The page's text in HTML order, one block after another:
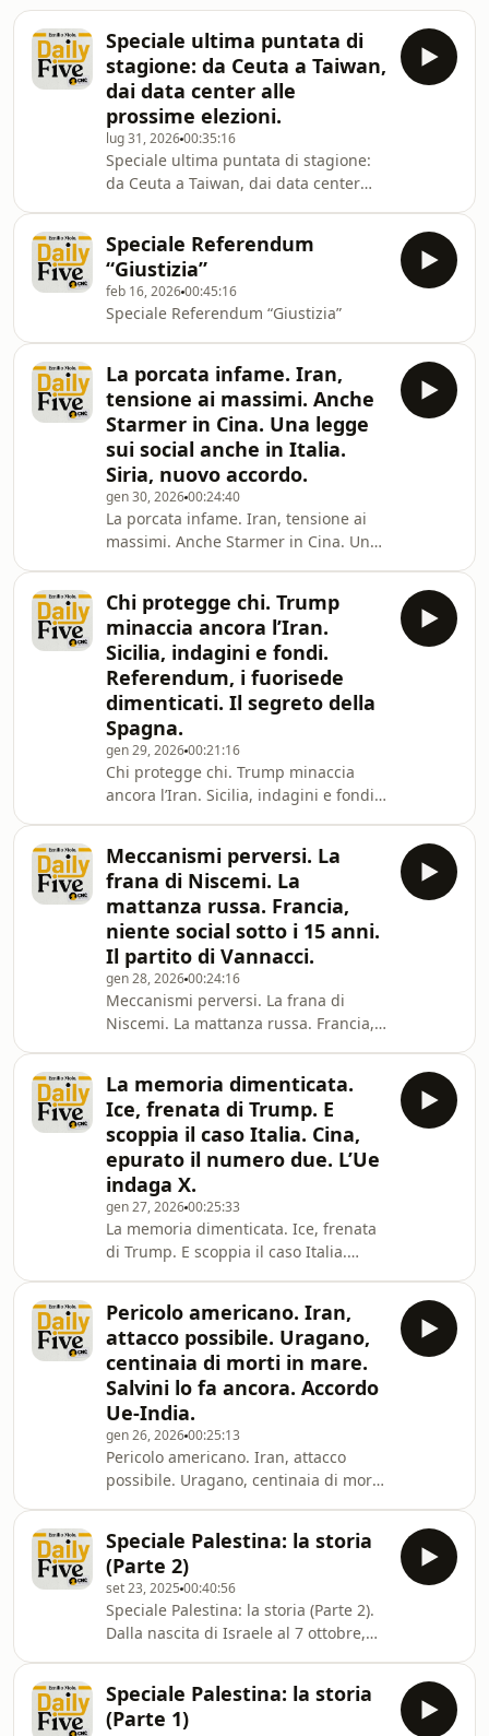
Speciale ultima puntata di
stagione: da Ceuta a Taiwan,
dai data center alle
prossime elezioni.
lug 31, 202600:35:16
Speciale ultima puntata di stagione:
da Ceuta a Taiwan, dai data center
Speciale Referendum
“Giustizia”
feb 16, 202600:45:16
Speciale Referendum “Giustizia”
La porcata infame. Iran,
tensione ai massimi. Anche
Starmer in Cina. Una legge
sui social anche in Italia.
Siria, nuovo accordo.
gen 30, 202600:24:40
La porcata infame. Iran, tensione ai
massimi. Anche Starmer in Cina. Una
Chi protegge chi. Trump
minaccia ancora l’Iran.
Sicilia, indagini e fondi.
Referendum, i fuorisede
dimenticati. Il segreto della
Spagna.
gen 29, 202600:21:16
Chi protegge chi. Trump minaccia
ancora l’Iran. Sicilia, indagini e fondi.
Meccanismi perversi. La
frana di Niscemi. La
mattanza russa. Francia,
niente social sotto i 15 anni.
Il partito di Vannacci.
gen 28, 202600:24:16
Meccanismi perversi. La frana di
Niscemi. La mattanza russa. Francia,
La memoria dimenticata.
Ice, frenata di Trump. E
scoppia il caso Italia. Cina,
epurato il numero due. L’Ue
indaga X.
gen 27, 202600:25:33
La memoria dimenticata. Ice, frenata
di Trump. E scoppia il caso Italia.
Pericolo americano. Iran,
attacco possibile. Uragano,
centinaia di morti in mare.
Salvini lo fa ancora. Accordo
Ue-India.
gen 26, 202600:25:13
Pericolo americano. Iran, attacco
possibile. Uragano, centinaia di morti
Speciale Palestina: la storia
(Parte 2)
set 23, 2025 00:40:56
Speciale Palestina: la storia (Parte 2).
Dalla nascita di Israele al 7 ottobre,
Speciale Palestina: la storia
(Parte 1)